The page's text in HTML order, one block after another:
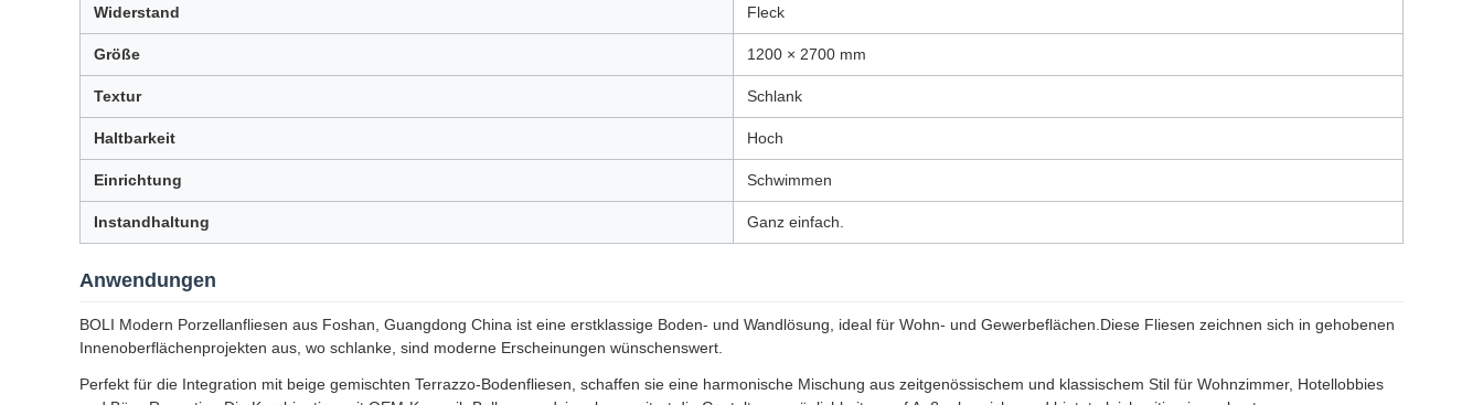
Widerstand Fleck
Größe 1200 × 2700 mm
Textur Schlank
Haltbarkeit Hoch
Einrichtung Schwimmen
Instandhaltung Ganz einfach.
Anwendungen
BOLI Modern Porzellanfliesen aus Foshan, Guangdong China ist eine erstklassige Boden- und Wandlösung, ideal für Wohn- und Gewerbeflächen.Diese Fliesen zeichnen sich in gehobenen
Innenoberflächenprojekten aus, wo schlanke, sind moderne Erscheinungen wünschenswert.
Perfekt für die Integration mit beige gemischten Terrazzo-Bodenfliesen, schaffen sie eine harmonische Mischung aus zeitgenössischem und klassischem Stil für Wohnzimmer, Hotellobbies